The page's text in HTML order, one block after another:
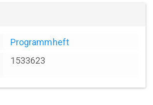
Programmheft
1533623